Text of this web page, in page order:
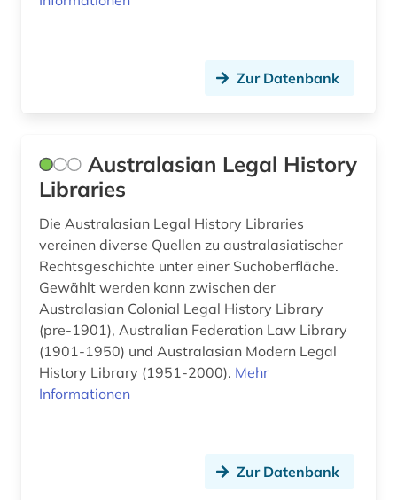
gewalt (2)
gottfried wilhelm leibniz (1)
graue literatur (1)
großbritannien (7)
gus (1)
habsburger (1)
Zur Datenbank
Australasian Legal History
Libraries
Die Australasian Legal History Libraries
vereinen diverse Quellen zu australasiatischer
Rechtsgeschichte unter einer Suchoberfläche.
Gewählt werden kann zwischen der
Australasian Colonial Legal History Library
(pre-1901), Australian Federation Law Library
(1901-1950) und Australasian Modern Legal
History Library (1951-2000). Mehr
Informationen
Zur Datenbank